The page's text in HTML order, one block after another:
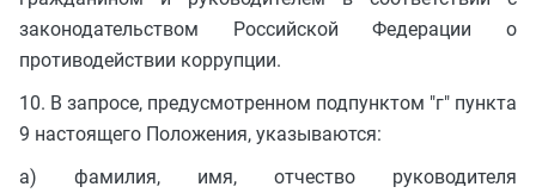
законодательством Российской Федерации о
противодействии коррупции.
10. В запросе, предусмотренном подпунктом "г" пункта
9 настоящего Положения, указываются:
а) фамилия, имя, отчество руководителя